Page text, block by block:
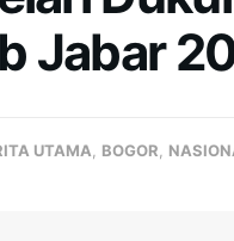
Jabar
UTAMA BOGOR